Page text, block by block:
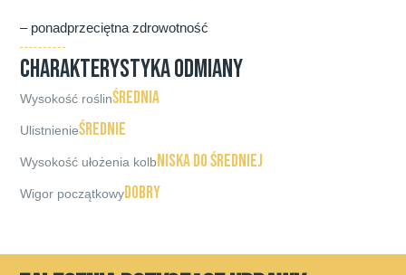
– ponadprzeciętna zdrowotność
CHARAKTERYSTYKA ODMIANY
Wysokość roślinŚrednia
UlistnienieŚrednie
Wysokość ułożenia kolbNiska do średniej
Wigor początkowyDobry